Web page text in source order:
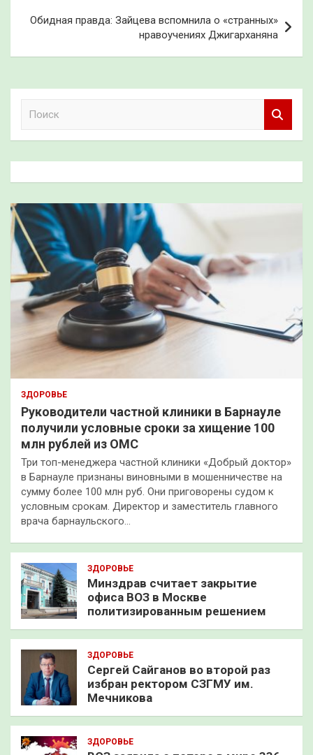
записям
Обидная правда: Зайцева вспомнила о «странных»
нравоучениях Джигарханяна
к
ЗДОРОВЬЕ
Руководители частной клиники в Барнауле
получили условные сроки за хищение 100
млн рублей из ОМС
Три топ-менеджера частной клиники «Добрый доктор»
в Барнауле признаны виновными в мошенничестве на
сумму более 100 млн руб. Они приговорены судом к
условным срокам. Директор и заместитель главного
врача барнаульского…
ЗДОРОВЬЕ
Минздрав считает закрытие
офиса ВОЗ в Москве
политизированным решением
ЗДОРОВЬЕ
Сергей Сайганов во второй раз
избран ректором СЗГМУ им.
Мечникова
ЗДОРОВЬЕ